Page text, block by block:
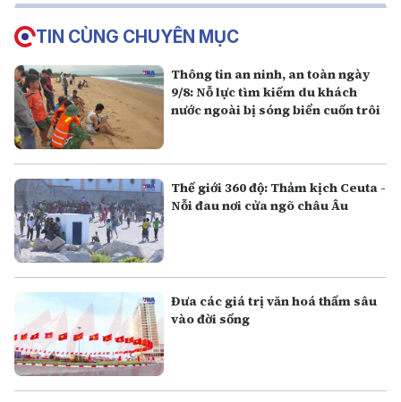
TIN CÙNG CHUYÊN MỤC
Thông tin an ninh, an toàn ngày
9/8: Nỗ lực tìm kiếm du khách
nước ngoài bị sóng biển cuốn trôi
Thế giới 360 độ: Thảm kịch Ceuta -
Nỗi đau nơi cửa ngõ châu Âu
Đưa các giá trị văn hoá thấm sâu
vào đời sống